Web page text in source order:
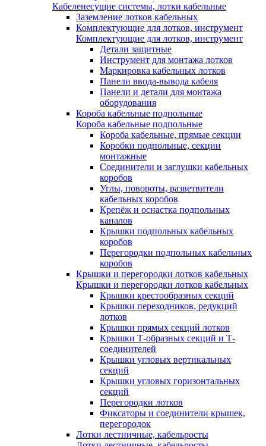
Кабеленесущие системы, лотки кабельные
Заземление лотков кабельных
Комплектующие для лотков, инструмент
Комплектующие для лотков, инструмент
Детали защитные
Инструмент для монтажа лотков
Маркировка кабельных лотков
Панели ввода-вывода кабеля
Панели и детали для монтажа
оборудования
Короба кабельные подпольные
Короба кабельные подпольные
Короба кабельные, прямые секции
Коробки подпольные, секции
монтажные
Соединители и заглушки кабельных
коробов
Углы, повороты, разветвители
кабельных коробов
Крепёж и оснастка подпольных
каналов
Крышки подпольных кабельных
коробов
Перегородки подпольных кабельных
коробов
Крышки и перегородки лотков кабельных
Крышки и перегородки лотков кабельных
Крышки крестообразных секций
Крышки переходников, редукций
лотков
Крышки прямых секций лотков
Крышки Т-образных секций и Т-
соединителей
Крышки угловых вертикальных
секций
Крышки угловых горизонтальных
секций
Перегородки лотков
Фиксаторы и соединители крышек,
перегородок
Лотки лестничные, кабельросты